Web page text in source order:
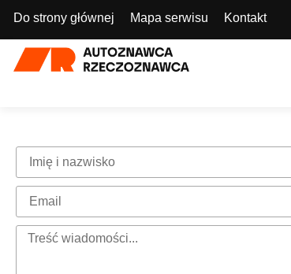
Do strony głównej Mapa serwisu Kontakt